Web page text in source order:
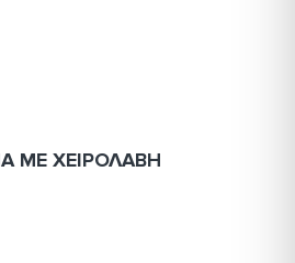
ΜΕ ΧΕΙΡΟΛΑΒΗ